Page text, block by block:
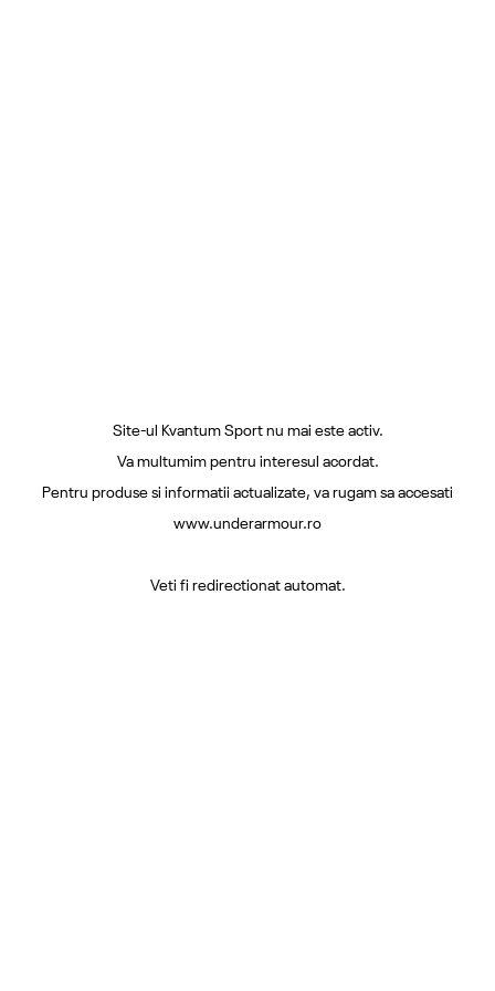
Site-ul Kvantum Sport nu mai este activ.
Va multumim pentru interesul acordat.
Pentru produse si informatii actualizate, va rugam sa accesati
www.underarmour.ro
Veti fi redirectionat automat.